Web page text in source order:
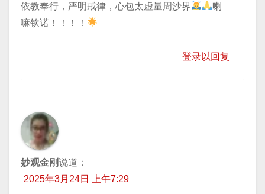
依教奉行，严明戒律，心包太虚量周沙界
喇
嘛钦诺！！！！
登录以回复
妙观金刚说道：
2025年3月24日 上午7:29